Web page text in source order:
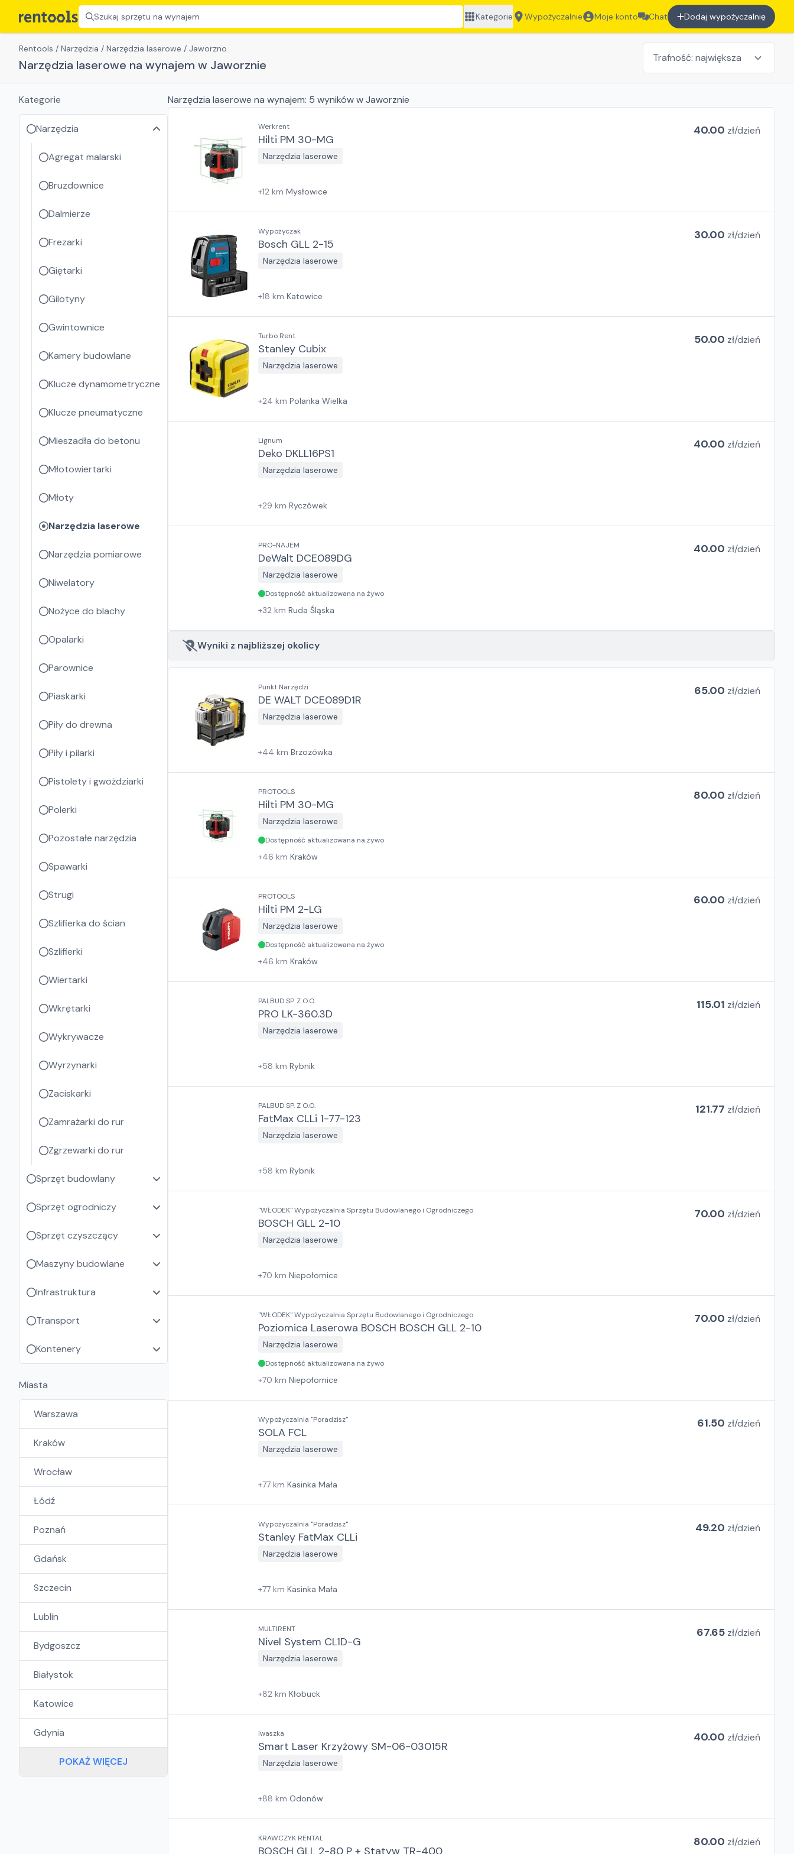
Szukaj sprzętu na wynajem Kategorie Wypożyczalnie Moje konto Chat Dodaj wypożyczalnię
Rentools / Narzędzia / Narzędzia laserowe / Jaworzno
Narzędzia laserowe na wynajem w Jaworznie
Narzędzia laserowe na wynajem: 5 wynikóww Jaworznie
Werkrent
Hilti PM 30-MG
Narzędzia laserowe
40.00 zł/dzień
+12 km Mysłowice
Wypożyczak
Bosch GLL 2-15
Narzędzia laserowe
30.00 zł/dzień
+18 km Katowice
Turbo Rent
Stanley Cubix
Narzędzia laserowe
50.00 zł/dzień
+24 km Polanka Wielka
Lignum
Deko DKLL16PS1
Narzędzia laserowe
40.00 zł/dzień
+29 km Ryczówek
PRO-NAJEM
DeWalt DCE089DG
Narzędzia laserowe
40.00 zł/dzień
Dostępność aktualizowana na żywo
+32 km Ruda Śląska
Wyniki z najbliższej okolicy
Punkt Narzędzi
DE WALT DCE089D1R
Narzędzia laserowe
65.00 zł/dzień
+44 km Brzozówka
PROTOOLS
Hilti PM 30-MG
Narzędzia laserowe
80.00 zł/dzień
Dostępność aktualizowana na żywo
+46 km Kraków
PROTOOLS
Hilti PM 2-LG
Narzędzia laserowe
60.00 zł/dzień
Dostępność aktualizowana na żywo
+46 km Kraków
PALBUD SP. Z O.O.
PRO LK-360.3D
Narzędzia laserowe
115.01 zł/dzień
+58 km Rybnik
PALBUD SP. Z O.O.
FatMax CLLi 1-77-123
Narzędzia laserowe
121.77 zł/dzień
+58 km Rybnik
"WŁODEK" Wypożyczalnia Sprzętu Budowlanego i Ogrodniczego
BOSCH GLL 2-10
Narzędzia laserowe
70.00 zł/dzień
+70 km Niepołomice
"WŁODEK" Wypożyczalnia Sprzętu Budowlanego i Ogrodniczego
Poziomica Laserowa BOSCH BOSCH GLL 2-10
Narzędzia laserowe
70.00 zł/dzień
Dostępność aktualizowana na żywo
+70 km Niepołomice
Wypożyczalnia "Poradzisz"
SOLA FCL
Narzędzia laserowe
61.50 zł/dzień
+77 km Kasinka Mała
Wypożyczalnia "Poradzisz"
Stanley FatMax CLLi
Narzędzia laserowe
49.20 zł/dzień
+77 km Kasinka Mała
MULTIRENT
Nivel System CL1D-G
Narzędzia laserowe
67.65 zł/dzień
+82 km Kłobuck
Iwaszka
Smart Laser Krzyżowy SM-06-03015R
Narzędzia laserowe
40.00 zł/dzień
+88 km Odonów
KRAWCZYK RENTAL
BOSCH GLL 2-80 P + Statyw TR-400
80.00 zł/dzień
Kategorie
Narzędzia
Agregat malarski
Bruzdownice
Dalmierze
Frezarki
Giętarki
Gilotyny
Gwintownice
Kamery budowlane
Klucze dynamometryczne
Klucze pneumatyczne
Mieszadła do betonu
Młotowiertarki
Młoty
Narzędzia laserowe
Narzędzia pomiarowe
Niwelatory
Nożyce do blachy
Opalarki
Parownice
Piaskarki
Piły do drewna
Piły i pilarki
Pistolety i gwożdziarki
Polerki
Pozostałe narzędzia
Spawarki
Strugi
Szlifierka do ścian
Szlifierki
Wiertarki
Wkrętarki
Wykrywacze
Wyrzynarki
Zaciskarki
Zamrażarki do rur
Zgrzewarki do rur
Sprzęt budowlany
Sprzęt ogrodniczy
Sprzęt czyszczący
Maszyny budowlane
Infrastruktura
Transport
Kontenery
Miasta
Warszawa
Kraków
Wrocław
Łódź
Poznań
Gdańsk
Szczecin
Lublin
Bydgoszcz
Białystok
Katowice
Gdynia
POKAŻ WIĘCEJ